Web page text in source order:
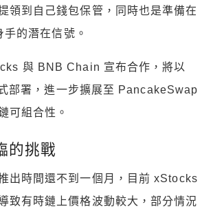
領到自己錢包保管，同時也是準備在
的潛在信號。
與 BNB Chain 宣布合作，將以
部署，進一步擴展至 PancakeSwap
可組合性。
的挑戰
出時間還不到一個月，目前 xStocks
致有時鏈上價格波動較大，部分情況